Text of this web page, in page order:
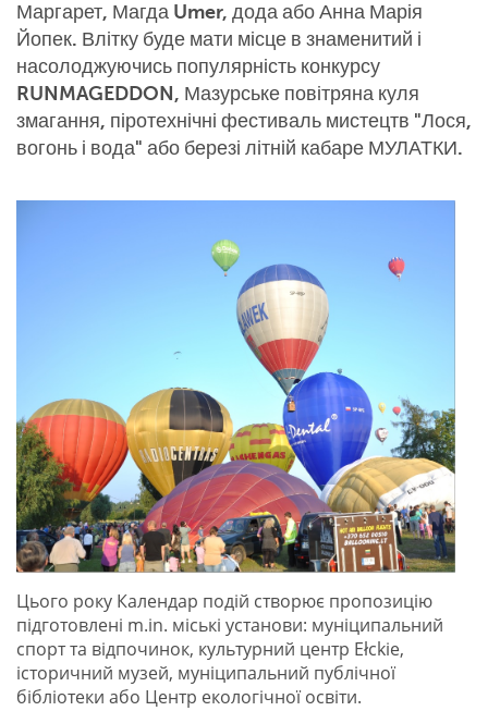
Маргарет, Магда Umer, дода або Анна Марія
Йопек. Влітку буде мати місце в знаменитий і
насолоджуючись популярність конкурсу
RUNMAGEDDON, Мазурське повітряна куля
змагання, піротехнічні фестиваль мистецтв "Лося,
вогонь і вода" або березі літній кабаре МУЛАТКИ.
Цього року Календар подій створює пропозицію
підготовлені m.in. міські установи: муніципальний
спорт та відпочинок, культурний центр Ełckie,
історичний музей, муніципальний публічної
бібліотеки або Центр екологічної освіти.